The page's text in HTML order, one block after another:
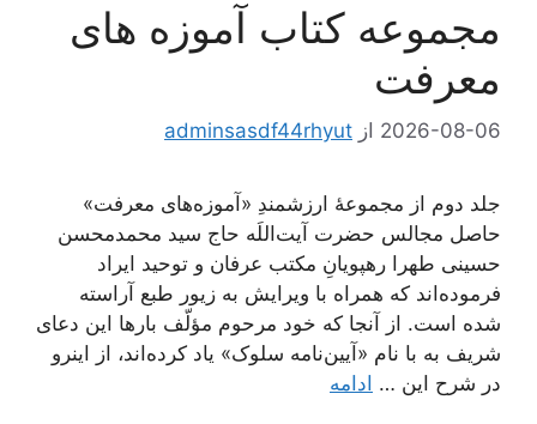
مجموعه کتاب آموزه های
معرفت
2026-08-06 از adminsasdf44rhyut
جلد دوم از مجموعۀ ارزشمندِ «آموزه‌های معرفت»
حاصل مجالس حضرت آیت‌اللَه حاج سید محمدمحسن
حسینی طهرا رهپویانِ مکتب عرفان و توحید ایراد
فرموده‌اند که همراه با ویرایش به زیور طبع آراسته
شده است. از آنجا که خود مرحوم مؤلّف بارها این دعای
شریف به با نام «آیین‌نامه سلوک» یاد کرده‌اند، از اینرو
در شرح این … ادامه